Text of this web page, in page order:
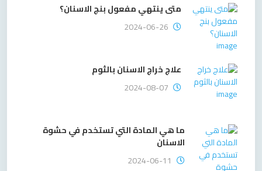
متى ينتهي مفعول بنج الاسنان؟
2024-06-26
علاج خراج الاسنان بالثوم
2024-08-07
ما هي المادة التي تستخدم في حشوة
الاسنان
2024-06-11